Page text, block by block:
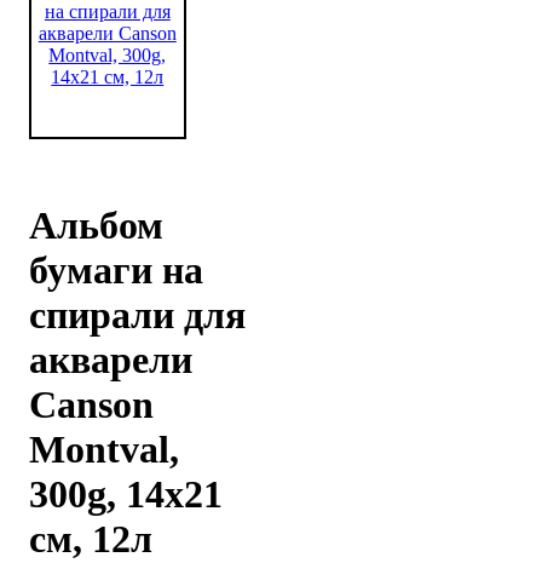
Альбом
бумаги на
спирали для
акварели
Canson
Montval,
300g, 14x21
см, 12л